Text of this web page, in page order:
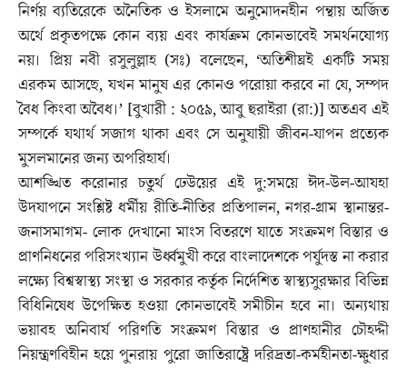
নির্ণয় ব্যতিরেকে অনৈতিক ও ইসলামে অনুমোদনহীন পন্থায় অর্জিত
অর্থে প্রকৃতপক্ষে কোন ব্যয় এবং কার্যক্রম কোনভাবেই সমর্থনযোগ্য
নয়। প্রিয় নবী রসুলুল্লাহ (সঃ) বলেছেন, ‘অতিশীঘ্রই একটি সময়
এরকম আসছে, যখন মানুষ এর কোনও পরোয়া করবে না যে, সম্পদ
বৈধ কিংবা অবৈধ।’ [বুখারী : ২০৫৯, আবু হুরাইরা (রা:)] অতএব এই
সম্পর্কে যথার্থ সজাগ থাকা এবং সে অনুযায়ী জীবন-যাপন প্রত্যেক
মুসলমানের জন্য অপরিহার্য।
আশঙ্খিত করোনার চতুর্থ ঢেউয়ের এই দু:সময়ে ঈদ-উল-আযহা
উদযাপনে সংশ্লিষ্ট ধর্মীয় রীতি-নীতির প্রতিপালন, নগর-গ্রাম স্থানান্তর-
জনাসমাগম- লোক দেখানো মাংস বিতরণে যাতে সংক্রমণ বিস্তার ও
প্রাণনিধনের পরিসংখ্যান উর্ধ্বমুখী করে বাংলাদেশকে পর্যুদস্ত না করার
লক্ষ্যে বিশ্বস্বাস্থ্য সংস্থা ও সরকার কর্তৃক নির্দেশিত স্বাস্থ্যসুরক্ষার বিভিন্ন
বিধিনিষেধ উপেক্ষিত হওয়া কোনভাবেই সমীচীন হবে না। অন্যথায়
ভয়াবহ অনিবার্য পরিণতি সংক্রমণ বিস্তার ও প্রাণহানীর চৌহদ্দী
নিয়ন্ত্রণবিহীন হয়ে পুনরায় পুরো জাতিরাষ্ট্রে দরিদ্রতা-কর্মহীনতা-ক্ষুধার